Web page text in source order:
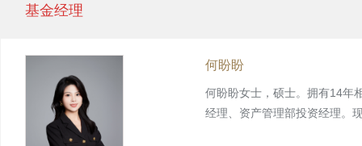
基金经理
何盼盼
何盼盼女士，硕士。拥有14年
经理、资产管理部投资经理。